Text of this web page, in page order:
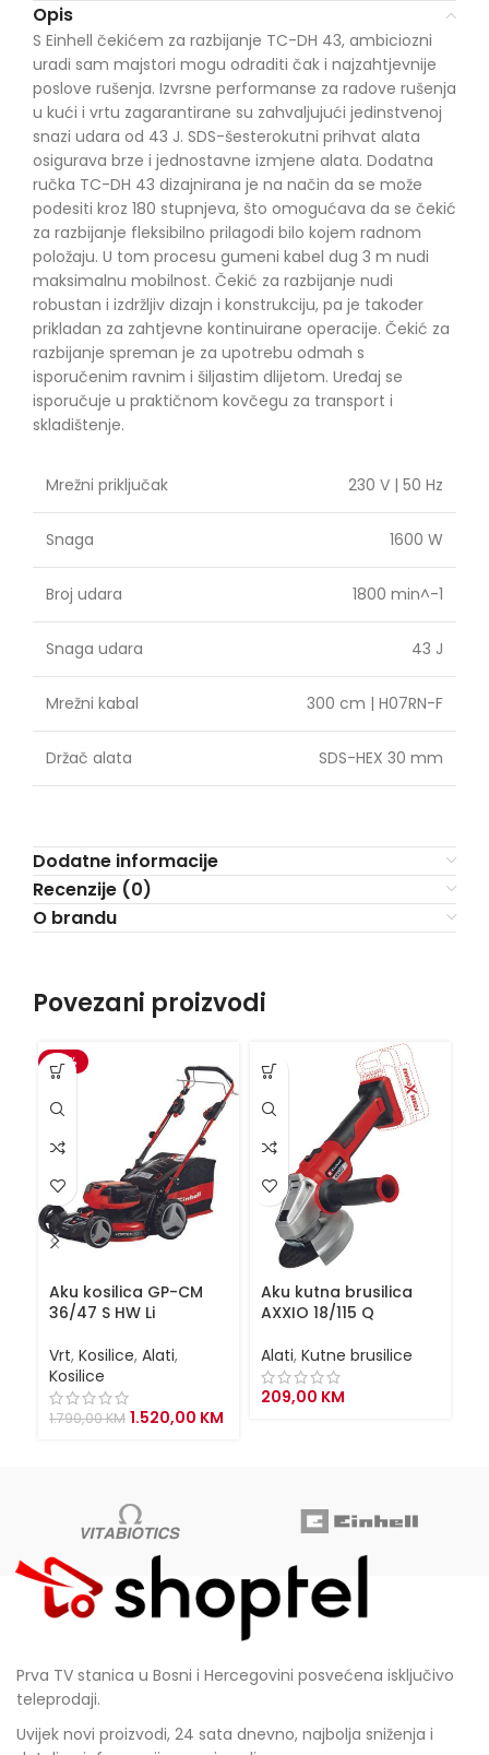
Opis
S Einhell čekićem za razbijanje TC-DH 43, ambiciozni
uradi sam majstori mogu odraditi čak i najzahtjevnije
poslove rušenja. Izvrsne performanse za radove rušenja
u kući i vrtu zagarantirane su zahvaljujući jedinstvenoj
snazi udara od 43 J. SDS-šesterokutni prihvat alata
osigurava brze i jednostavne izmjene alata. Dodatna
ručka TC-DH 43 dizajnirana je na način da se može
podesiti kroz 180 stupnjeva, što omogućava da se čekić
za razbijanje fleksibilno prilagodi bilo kojem radnom
položaju. U tom procesu gumeni kabel dug 3 m nudi
maksimalnu mobilnost. Čekić za razbijanje nudi
robustan i izdržljiv dizajn i konstrukciju, pa je također
prikladan za zahtjevne kontinuirane operacije. Čekić za
razbijanje spreman je za upotrebu odmah s
isporučenim ravnim i šiljastim dlijetom. Uređaj se
isporučuje u praktičnom kovčegu za transport i
skladištenje.
Mrežni priključak 230 V | 50 Hz
Snaga 1600 W
Broj udara 1800 min^-1
Snaga udara 43 J
Mrežni kabal 300 cm | H07RN-F
Držač alata SDS-HEX 30 mm
Dodatne informacije
Recenzije (0)
O brandu
Povezani proizvodi
-15%
Aku kosilica GP-CM
36/47 S HW Li
Vrt, Kosilice, Alati,
Kosilice
1.790,00KM Original
1.520,00 KM
Aku kutna brusilica
AXXIO 18/115 Q
Alati, Kutne brusilice
209,00 KM
Prva TV stanica u Bosni i Hercegovini posvećena isključivo
teleprodaji.
Uvijek novi proizvodi, 24 sata dnevno, najbolja sniženja i